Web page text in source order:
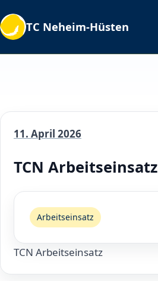
TC Neheim-Hüsten
11. April 2026
TCN Arbeitseinsatz
Arbeitseinsatz
TCN Arbeitseinsatz